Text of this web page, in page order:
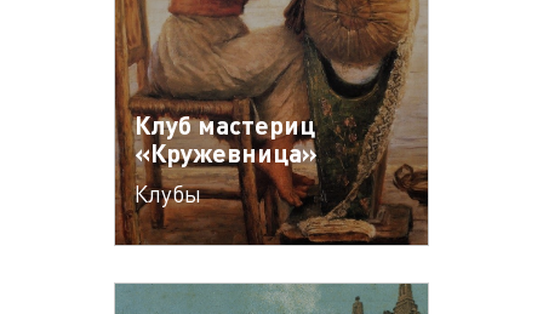
Клуб мастериц
«Кружевница»
Клубы